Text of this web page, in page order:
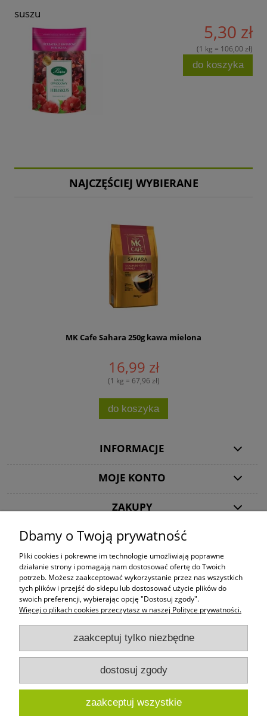
suszu
5,30 zł
(1 kg = 106,00 zł)
do koszyka
NAJCZĘŚCIEJ WYBIERANE
MK Cafe Sahara 250g kawa mielona
16,99 zł
(1 kg = 67,96 zł)
do koszyka
INFORMACJE
MOJE KONTO
ZAKUPY
POMOC
SKLEPY CYNAMONOWE
Twój sklep z kawą i herbatą
OBSERWUJ NAS
Kawy ziarniste, mielone i w kapsułkach oraz herbaty znanych marek: Dallmayr,
Lavazza, Kimbo, Tchibo, Jacobs, Mövenpick, Davidoff, Segafredo, Starbucks, Dilmah,
Ta strona używa cookies. Szczegółowe informacje w
Korzystając ze strony wyrażasz zgodę na używanie cookie, zgodnie z aktualnymi
Dbamy o Twoją prywatność
Pliki cookies i pokrewne im technologie umożliwiają poprawne
działanie strony i pomagają nam dostosować ofertę do Twoich
potrzeb. Możesz zaakceptować wykorzystanie przez nas wszystkich
tych plików i przejść do sklepu lub dostosować użycie plików do
swoich preferencji, wybierając opcję "Dostosuj zgody".
Więcej o plikach cookies przeczytasz w naszej Polityce prywatności.
zaakceptuj tylko niezbędne
dostosuj zgody
zaakceptuj wszystkie